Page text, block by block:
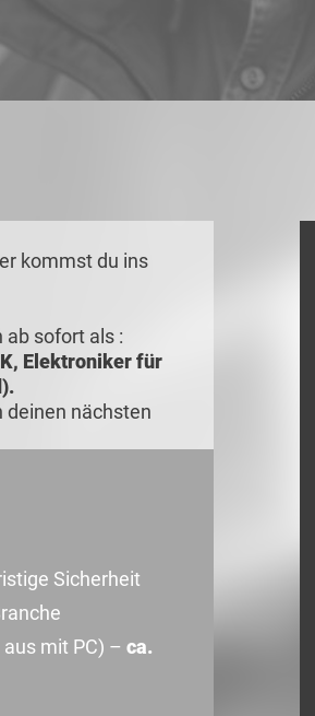
kommst du ins
sofort als :
Elektroniker für
deinen nächsten
Sicherheit
mit PC) – ca.